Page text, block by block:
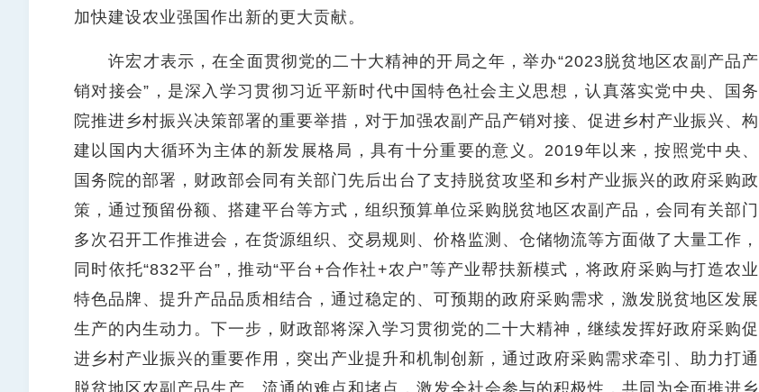
加快建设农业强国作出新的更大贡献。
许宏才表示，在全面贯彻党的二十大精神的开局之年，举办“2023脱贫地区农副产品产
销对接会”，是深入学习贯彻习近平新时代中国特色社会主义思想，认真落实党中央、国务
院推进乡村振兴决策部署的重要举措，对于加强农副产品产销对接、促进乡村产业振兴、构
建以国内大循环为主体的新发展格局，具有十分重要的意义。2019年以来，按照党中央、
国务院的部署，财政部会同有关部门先后出台了支持脱贫攻坚和乡村产业振兴的政府采购政
策，通过预留份额、搭建平台等方式，组织预算单位采购脱贫地区农副产品，会同有关部门
多次召开工作推进会，在货源组织、交易规则、价格监测、仓储物流等方面做了大量工作，
同时依托“832平台”，推动“平台+合作社+农户”等产业帮扶新模式，将政府采购与打造农业
特色品牌、提升产品品质相结合，通过稳定的、可预期的政府采购需求，激发脱贫地区发展
生产的内生动力。下一步，财政部将深入学习贯彻党的二十大精神，继续发挥好政府采购促
进乡村产业振兴的重要作用，突出产业提升和机制创新，通过政府采购需求牵引、助力打通